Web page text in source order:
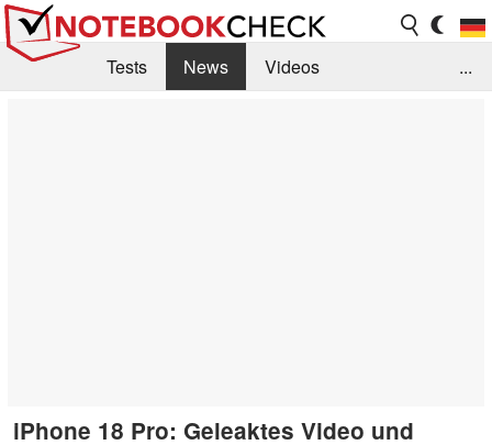
Tests News
Videos
...
iPhone 18 Pro: Geleaktes Video und